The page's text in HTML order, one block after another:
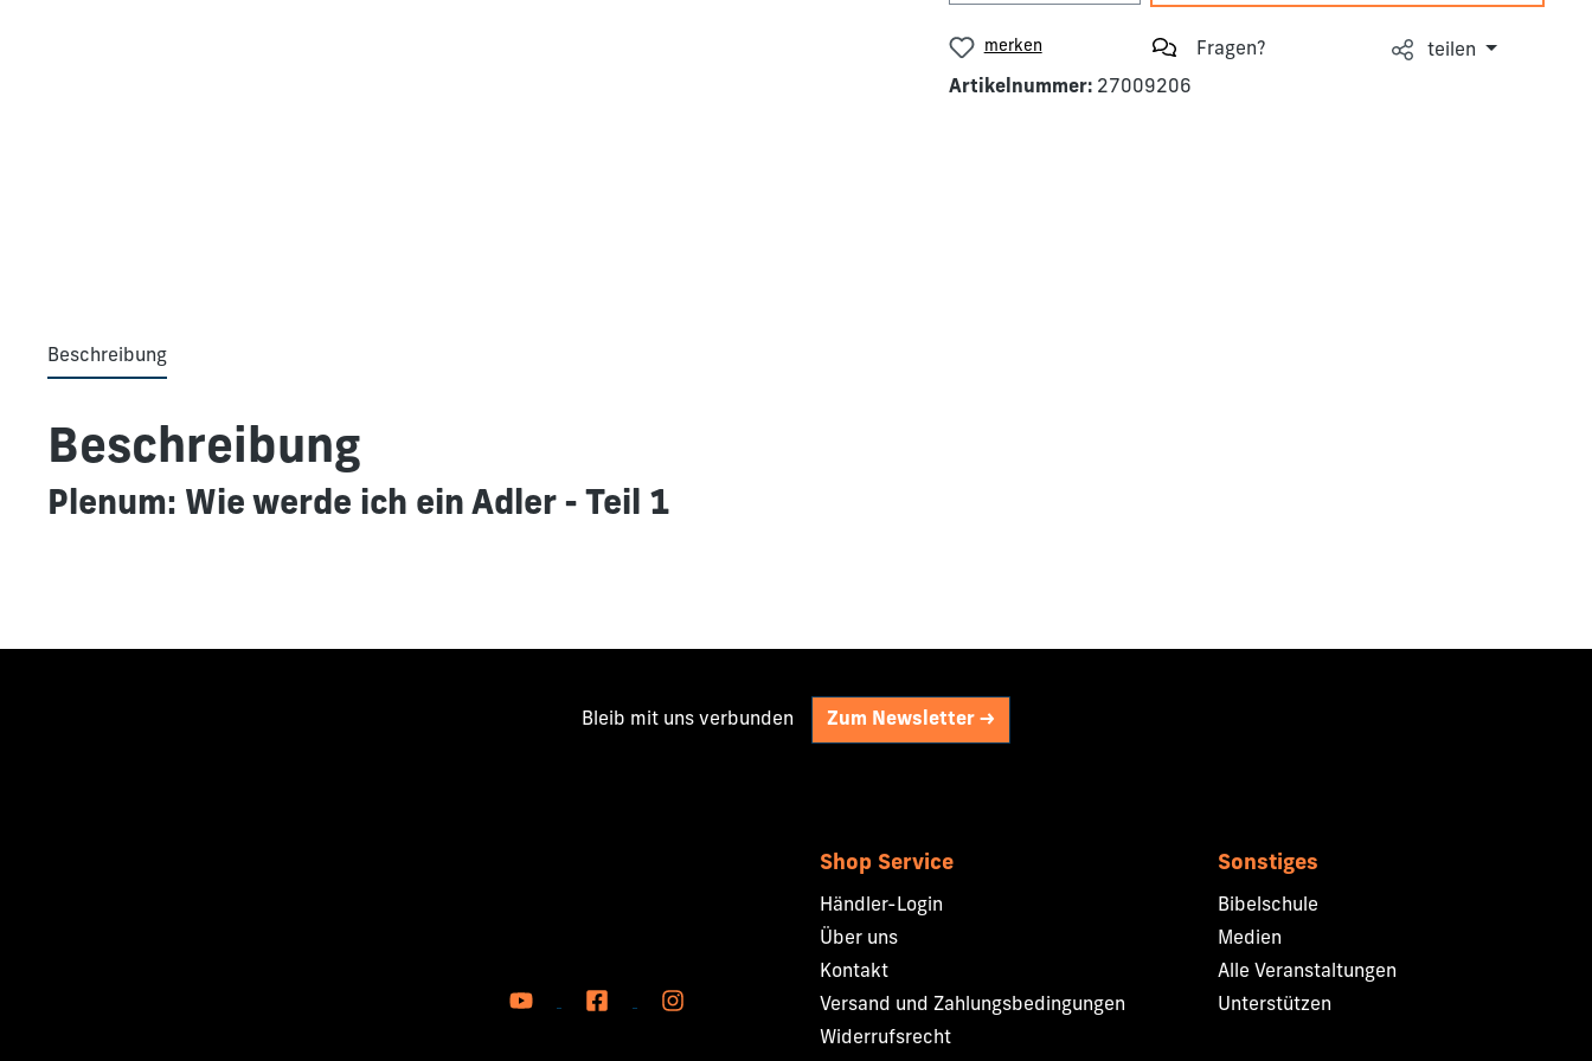
merken Fragen?
teilen
Artikelnummer: 27009206
Beschreibung
Beschreibung
Plenum: Wie werde ich ein Adler - Teil 1
Bleib mit uns verbunden Zum Newsletter ->
Shop Service
Händler-Login
Über uns
Kontakt
Versand und Zahlungsbedingungen
Widerrufsrecht
Sonstiges
Bibelschule
Medien
Alle Veranstaltungen
Unterstützen